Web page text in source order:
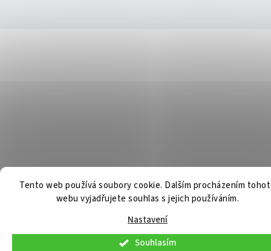
Tento web používá soubory cookie. Dalším procházením
webu vyjadřujete souhlas s jejich používáním.
Nastavení
Souhlasím
V pátek 7. 8. 2026 budou osobní konzultace a telefonická podpora dostupné